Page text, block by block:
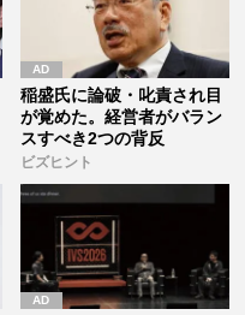
稲盛氏に論破・叱責され目
が覚めた。経営者がバラン
スすべき2つの背反
ビズヒント